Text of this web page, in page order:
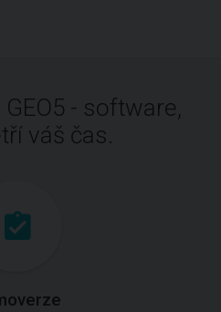
- software,
váš čas.